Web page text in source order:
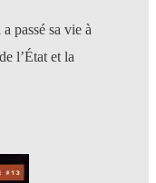
passé sa vie à
l’État et la